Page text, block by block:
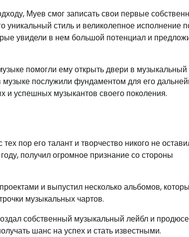
Муев смог записать свои первые
уникальный стиль и великолепное исполнение
увидели в нем большой потенциал и
помогли ему открыть двери в
послужили фундаментом для его
и успешных музыкантов своего поколения.
пор его талант и творчество никого не
получил огромное признание со стороны
и выпустил несколько альбомов,
музыкальных чартов.
собственный музыкальный лейбл и
шанс на успех и стать известными.